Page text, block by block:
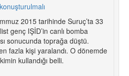
2015 tarihinde Suruç’ta 33
genç IŞİD’in canlı bomba
sonucunda toprağa düştü.
fazla kişi yaralandı. O dönemde
kullandığı belli.